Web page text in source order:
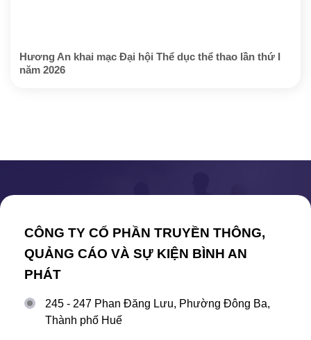
Hương An khai mạc Đại hội Thể dục thể thao lần thứ I
năm 2026
CÔNG TY CỔ PHẦN TRUYỀN THÔNG,
QUẢNG CÁO VÀ SỰ KIỆN BÌNH AN
PHÁT
245 - 247 Phan Đăng Lưu, Phường Đông Ba,
Thành phố Huế